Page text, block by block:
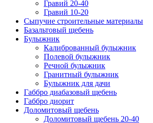
Гравий 20-40
Гравий 10-20
Сыпучие строительные материалы
Базальтовый щебень
Булыжник
Калиброванный булыжник
Полевой булыжник
Речной булыжник
Гранитный булыжник
Булыжник для дачи
Габбро диабазовый щебень
Габбро диорит
Доломитовый щебень
Доломитовый щебень 20-40